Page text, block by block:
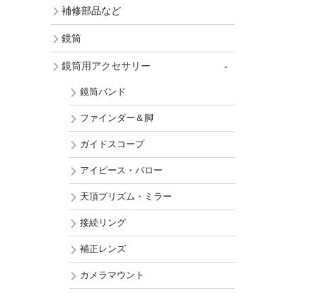
補修部品など
鏡筒
鏡筒用アクセサリー
鏡筒バンド
ファインダー＆脚
ガイドスコープ
アイピース・バロー
天頂プリズム・ミラー
接続リング
補正レンズ
カメラマウント